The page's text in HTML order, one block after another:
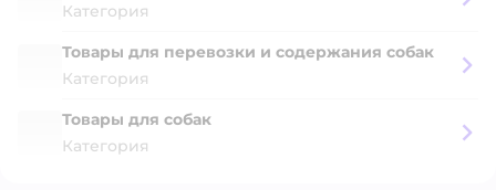
Категория
Товары для перевозки и содержания собак
Категория
Товары для собак
Категория